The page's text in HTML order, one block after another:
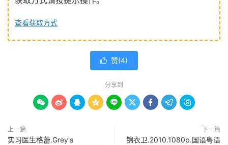
查看获取方式
 赞(4)
分享到
        
上一篇
实习医生格蕾.Grey's
下一篇
锦衣卫.2010.1080p.国语粤语